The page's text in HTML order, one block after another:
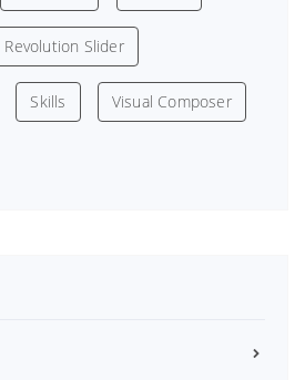
Revolution Slider
Skills Visual Composer